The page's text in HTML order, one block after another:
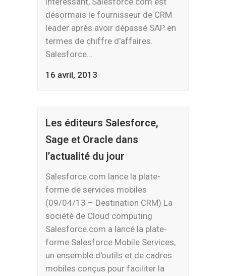
désormais le fournisseur de CRM
leader après avoir dépassé SAP en
termes de chiffre d'affaires.
Salesforce...
16 avril, 2013
Les éditeurs Salesforce,
Sage et Oracle dans
l’actualité du jour
Salesforce.com lance la plate-
forme de services mobiles
(09/04/13 – Destination CRM) La
société de Cloud computing
Salesforce.com a lancé la plate-
forme Salesforce Mobile Services,
un ensemble d'outils et de cadres
mobiles conçus pour faciliter la